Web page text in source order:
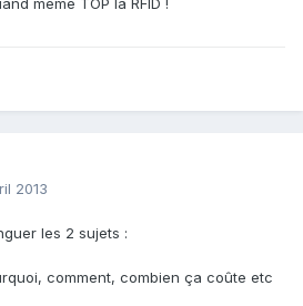
2013
les 2 sujets :
comment, combien ça coûte etc